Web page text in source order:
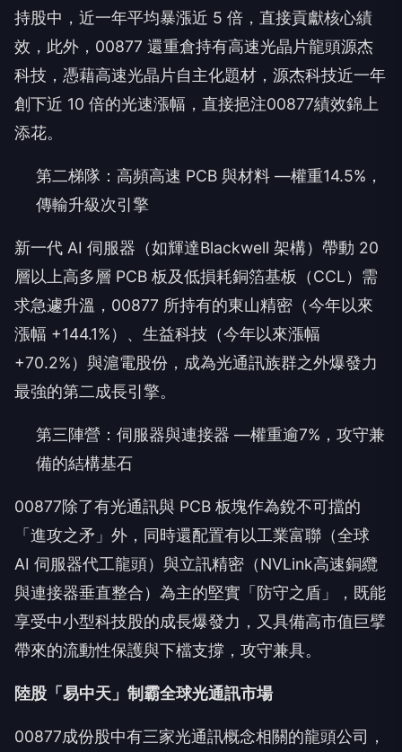
持股中，近一年平均暴漲近 5 倍，直接貢獻核心績
效，此外，00877 還重倉持有高速光晶片龍頭源杰
科技，憑藉高速光晶片自主化題材，源杰科技近一年
創下近 10 倍的光速漲幅，直接挹注00877績效錦上
添花。
第二梯隊：高頻高速 PCB 與材料 —權重14.5%，
傳輸升級次引擎
新一代 AI 伺服器（如輝達Blackwell 架構）帶動 20
層以上高多層 PCB 板及低損耗銅箔基板（CCL）需
求急遽升溫，00877 所持有的東山精密（今年以來
漲幅 +144.1%）、生益科技（今年以來漲幅
+70.2%）與滬電股份，成為光通訊族群之外爆發力
最強的第二成長引擎。
第三陣營：伺服器與連接器 —權重逾7%，攻守兼
備的結構基石
00877除了有光通訊與 PCB 板塊作為銳不可擋的
「進攻之矛」外，同時還配置有以工業富聯（全球
AI 伺服器代工龍頭）與立訊精密（NVLink高速銅纜
與連接器垂直整合）為主的堅實「防守之盾」，既能
享受中小型科技股的成長爆發力，又具備高市值巨擘
帶來的流動性保護與下檔支撐，攻守兼具。
陸股「易中天」制霸全球光通訊市場
00877成份股中有三家光通訊概念相關的龍頭公司，